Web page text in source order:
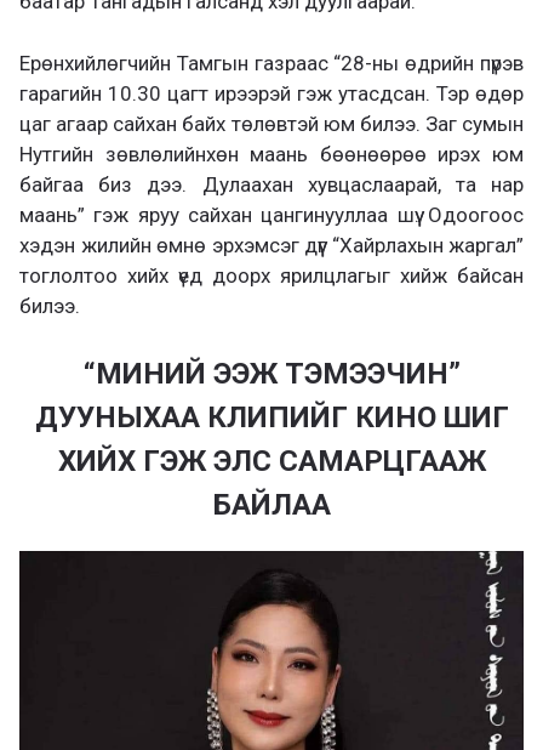
Ерөнхийлөгчийн Тамгын газраас “28-ны өдрийн пүрэв
гарагийн 10.30 цагт ирээрэй гэж утасдсан. Тэр өдөр
цаг агаар сайхан байх төлөвтэй юм билээ. Заг сумын
Нутгийн зөвлөлийнхөн маань бөөнөөрөө ирэх юм
байгаа биз дээ. Дулаахан хувцаслаарай, та нар
маань” гэж яруу сайхан цангинууллаа шүү. Одоогоос
хэдэн жилийн өмнө эрхэмсэг дүүг “Хайрлахын жаргал”
тоглолтоо хийх үед доорх ярилцлагыг хийж байсан
билээ.
“МИНИЙ ЭЭЖ ТЭМЭЭЧИН”
ДУУНЫХАА КЛИПИЙГ КИНО ШИГ
ХИЙХ ГЭЖ ЭЛС САМАРЦГААЖ
БАЙЛАА